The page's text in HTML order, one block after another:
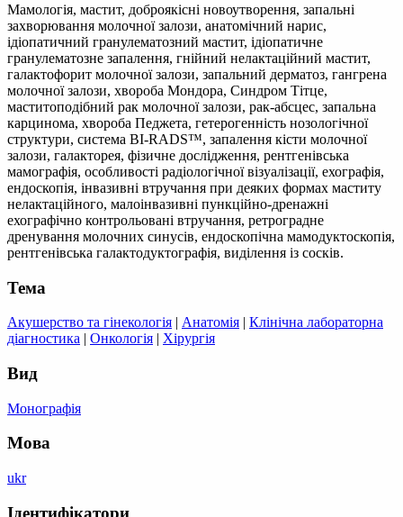
Мамологія, мастит, доброякісні новоутворення, запальні
захворювання молочної залози, анатомічний нарис,
ідіопатичний гранулематозний мастит, ідіопатичне
гранулематозне запалення, гнійний нелактаційний мастит,
галактофорит молочної залози, запальний дерматоз, гангрена
молочної залози, хвороба Мондора, Синдром Тітце,
маститоподібний рак молочної залози, рак-абсцес, запальна
карцинома, хвороба Педжета, гетерогенність нозологічної
структури, система BI-RADS™, запалення кісти молочної
залози, галакторея, фізичне дослідження, рентгенівська
мамографія, особливості радіологічної візуалізації, ехографія,
ендоскопія, інвазивні втручання при деяких формах маститу
нелактаційного, малоінвазивні пункційно-дренажні
ехографічно контрольовані втручання, ретроградне
дренування молочних синусів, ендоскопічна мамодуктоскопія,
рентгенівська галактодуктографія, виділення із сосків.
Тема
Акушерство та гінекологія | Анатомія | Клінічна лабораторна
діагностика | Онкологія | Хірургія
Вид
Монографія
Мова
ukr
Ідентифікатори